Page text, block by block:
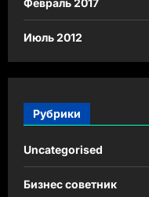
Февраль 2017
Июль 2012
Рубрики
Uncategorised
Бизнес советник